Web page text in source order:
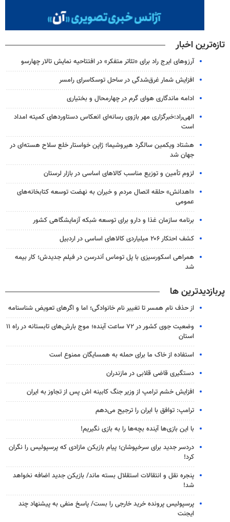
تازه‌ترین اخبار
آرزوهای ایرج راد برای «تئاتر متفکر» در افتتاحیه نمایش تالار چهارسو
افزایش شمار غرق‌شدگی در ساحل توسکاسرای رامسر
ادامه ماندگاری هوای گرم در چهارمحال و بختیاری
الهی‌راد:خبرگزاری مهر بازوی رسانه‌ای انعکاس دستاوردهای کمیته امداد
است
هشتاد ویکمین سالگرد هیروشیما؛ ژاپن خواستار خلع سلاح هسته‌ای در
جهان شد
لزوم تأمین و توزیع مناسب کالاهای اساسی در بازار لرستان
«اهدانش» حلقه اتصال مردم و خیران به نهضت توسعه کتابخانه‌های
عمومی
برنامه سازمان غذا و دارو برای توسعه شبکه آزمایشگاهی کشور
کشف احتکار ۲۰۶ میلیاردی کالاهای اساسی در اردبیل
همراهی اسکورسیزی با پل توماس ٱندرسن در فیلم جدیدش؛ کار بیمه
شد
پربازدیدترین ها
از حذف نام همسر تا تغییر نام خانوادگی؛ اما و اگرهای تعویض شناسنامه
وضعیت جوی کشور در ۷۲ ساعت آینده؛ موج بارش‌های تابستانه در راه ۱۱
استان
استفاده از خاک ما برای حمله به همسایگان ممنوع است
دستگیری قاضی قلابی در مازندران
افزایش خشم ترامپ از وزیر جنگ کابینه اش پس از تجاوز به ایران
ترامپ: توافق با ایران را ترجیح می‌دهم
با این بازی‌ها آینده بچه‌ها را به بازی نگیریم!
دردسر جدید برای سرخپوشان؛ پیام بازیکن مازادی که پرسپولیس را نگران
کرد!
پنجره‌ نقل و انتقالات استقلال بسته ماند/ بازیکن جدید اضافه نخواهد
شد!
پرسپولیس پرونده خرید خارجی را بست/ پاسخ منفی به پیشنهاد چند
ایجنت